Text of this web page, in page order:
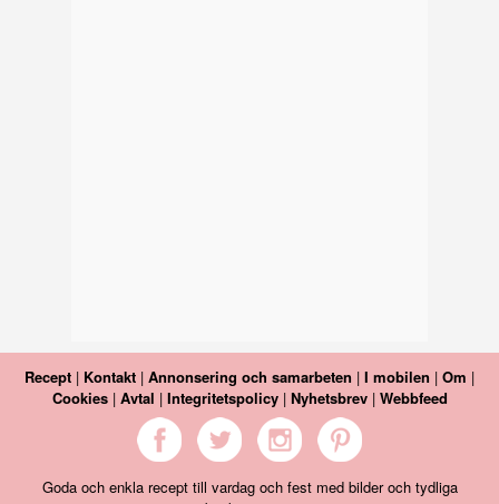
Recept | Kontakt | Annonsering och samarbeten | I mobilen | Om |
Cookies| Avtal | Integritetspolicy| Nyhetsbrev| Webbfeed
Goda och enkla recept till vardag och fest med bilder och tydliga